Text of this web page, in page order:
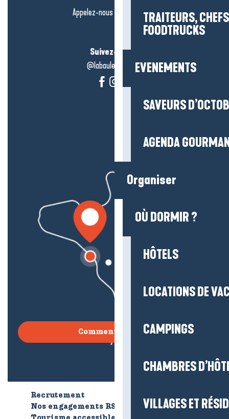
TRAITEURS,
FOODTRUCKS
EVENEMENTS
SAVEURS
AGENDA
Organiser
OÙ DORMIR ?
HÔTELS
LOCATIONS DE
CAMPINGS
CHAMBRES
VILLAGES ET
Appelez-nous en
cliquant-ici
Suivez-nous !
@labauleguérande
Comment venir ?
Recrutement
Nos engagements RSE